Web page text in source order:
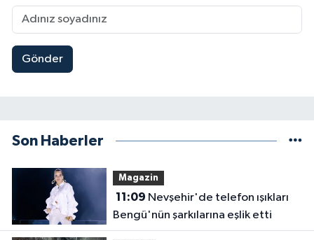
Gönder
Son Haberler
Magazin
11:09
Bengü'nün şarkılarına eşlik etti